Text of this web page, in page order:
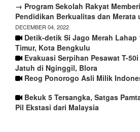
→ Program Sekolah Rakyat
Pendidikan Berkualitas dan Merata
DECEMBER 04, 2022
Detik-detik Si Jago Merah
Timur, Kota Bengkulu
Evakuasi Serpihan Pesawat T-
Jatuh di Nginggil, Blora
Reog Ponorogo Asli Milik
Bekuk 5 Tersangka, Satgas
Pil Ekstasi dari Malaysia